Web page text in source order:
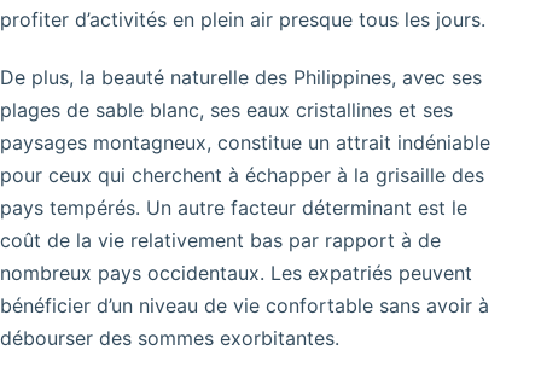
profiter d’activités en plein air presque tous les jours.
De plus, la beauté naturelle des Philippines, avec ses
plages de sable blanc, ses eaux cristallines et ses
paysages montagneux, constitue un attrait indéniable
pour ceux qui cherchent à échapper à la grisaille des
pays tempérés. Un autre facteur déterminant est le
coût de la vie relativement bas par rapport à de
nombreux pays occidentaux. Les expatriés peuvent
bénéficier d’un niveau de vie confortable sans avoir à
débourser des sommes exorbitantes.